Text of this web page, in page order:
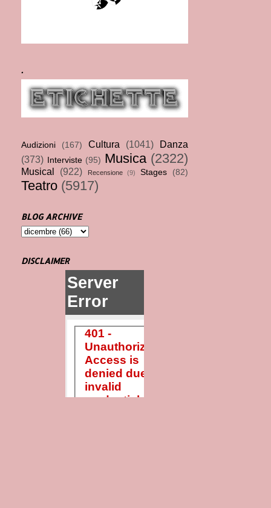
.
Audizioni (167) Cultura (1041)
Danza
(373)
Interviste (95) Musica (2322)
Musical (922) Recensione (9) Stages (82)
Teatro (5917)
BLOG ARCHIVE
DISCLAIMER